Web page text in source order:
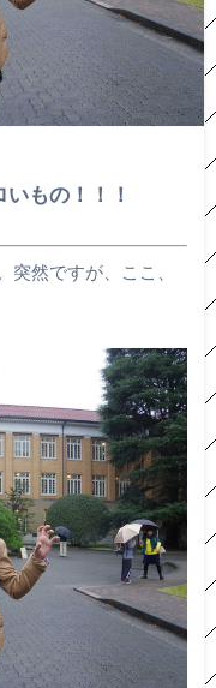
もの！！！
然ですが、ここ、